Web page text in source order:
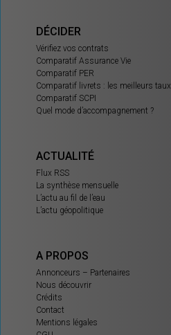
DÉCIDER
Vérifiez vos contrats
Comparatif Assurance Vie
Comparatif PER
Comparatif livrets : les meilleurs taux
Comparatif SCPI
Quel mode d’accompagnement ?
ACTUALITÉ
Flux RSS
La synthèse mensuelle
L’actu au fil de l’eau
L’actu géopolitique
A PROPOS
Annonceurs – Partenaires
Nous découvrir
Crédits
Contact
Mentions légales